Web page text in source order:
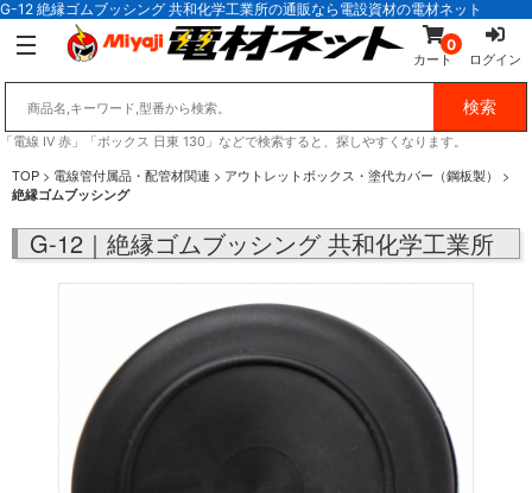
G-12 絶縁ゴムブッシング 共和化学工業所の通販なら電設資材の電材ネット
0
カート ログイン
「電線 IV 赤」「ボックス 日東 130」などで検索すると、探しやすくなります。
TOP > 電線管付属品・配管材関連 > アウトレットボックス・塗代カバー（鋼板製） >
絶縁ゴムブッシング
G-12｜絶縁ゴムブッシング 共和化学工業所